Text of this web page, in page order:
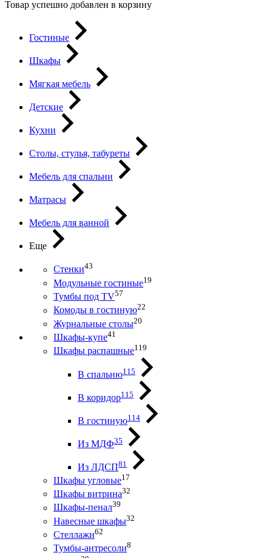
Товар успешно добавлен в корзину
Гостиные
Шкафы
Мягкая мебель
Детские
Кухни
Столы, стулья, табуреты
Мебель для спальни
Матрасы
Мебель для ванной
Еще
Стенки43
Модульные гостиные19
Тумбы под ТV57
Комоды в гостиную22
Журнальные столы20
Шкафы-купе41
Шкафы распашные119
В спальню115
В коридор115
В гостиную114
Из МДФ35
Из ЛДСП81
Шкафы угловые17
Шкафы витрина32
Шкафы-пенал39
Навесные шкафы32
Стеллажи62
Тумбы-антресоли8